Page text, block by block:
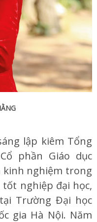
lập kiêm Tổng
phần Giáo dục
kinh nghiệm trong
tốt nghiệp đại học,
Trường Đại học
gia Hà Nội. Năm